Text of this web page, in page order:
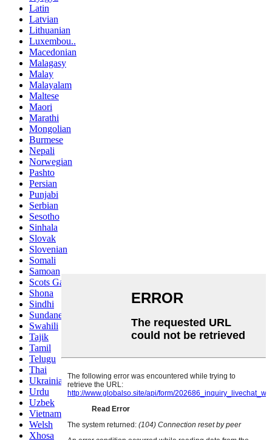
Latin
Latvian
Lithuanian
Luxembou..
Macedonian
Malagasy
Malay
Malayalam
Maltese
Maori
Marathi
Mongolian
Burmese
Nepali
Norwegian
Pashto
Persian
Punjabi
Serbian
Sesotho
Sinhala
Slovak
Slovenian
Somali
Samoan
Scots Gaelic
Shona
Sindhi
Sundanese
Swahili
Tajik
Tamil
Telugu
Thai
Ukrainian
Urdu
Uzbek
Vietnamese
Welsh
Xhosa